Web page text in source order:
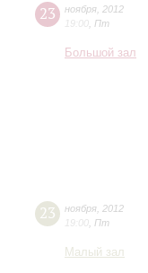
23 ноября 2012
19:00 Пт
Большой зал
23 ноября 2012
19:00 Пт
Малый зал